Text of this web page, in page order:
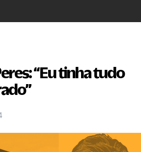
“Eu tinha tudo